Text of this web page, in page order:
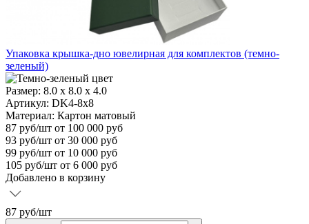
Упаковка крышка-дно ювелирная для комплектов (темно-
зеленый)
Размер: 8.0 x 8.0 x 4.0
Артикул: DK4-8x8
Материал: Картон матовый
87 руб/шт от 100 000 руб
93 руб/шт от 30 000 руб
99 руб/шт от 10 000 руб
105 руб/шт от 6 000 руб
Добавлено в корзину
87 руб/шт